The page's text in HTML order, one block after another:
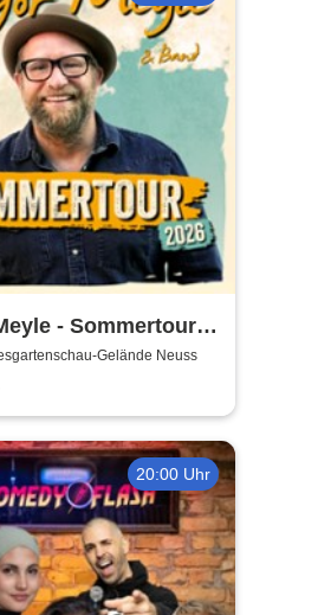
- Sommertour
Gelände Neuss
20:00 Uhr